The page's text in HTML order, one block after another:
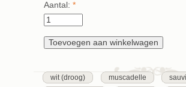
Aantal: *
wit (droog) muscadelle